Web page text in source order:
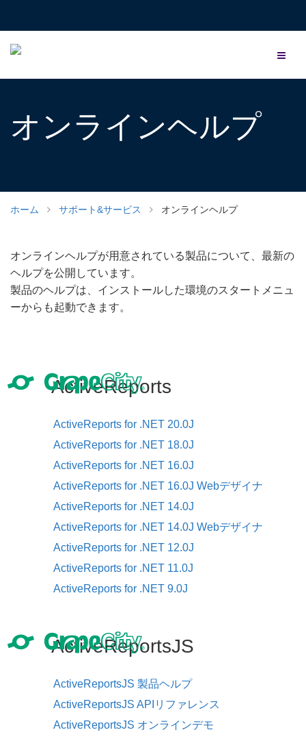
オンラインヘルプ
ホーム サポート&サービス オンラインヘルプ
オンラインヘルプが用意されている製品について、最新の
ヘルプを公開しています。
製品のヘルプは、インストールした環境のスタートメニュ
ーからも起動できます。
ActiveReports
ActiveReports for .NET 20.0J
ActiveReports for .NET 18.0J
ActiveReports for .NET 16.0J
ActiveReports for .NET 16.0J Webデザイナ
ActiveReports for .NET 14.0J
ActiveReports for .NET 14.0J Webデザイナ
ActiveReports for .NET 12.0J
ActiveReports for .NET 11.0J
ActiveReports for .NET 9.0J
ActiveReportsJS
ActiveReportsJS 製品ヘルプ
ActiveReportsJS APIリファレンス
ActiveReportsJS オンラインデモ